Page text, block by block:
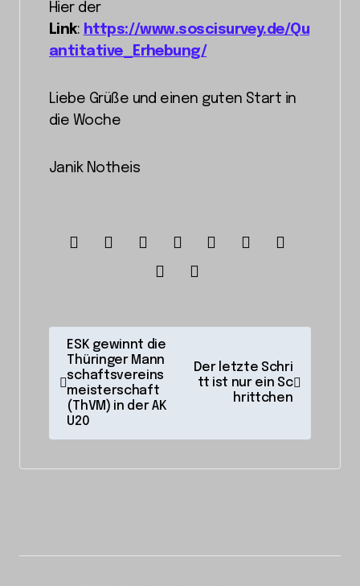
Hier der
Link: https://www.soscisurvey.de/Qu
antitative_Erhebung/
Liebe Grüße und einen guten Start in
die Woche
Janik Notheis
r
a
n
ESK gewinnt die
Thüringer Mann
schaftsvereins
meisterschaft
(ThVM) in der AK
U20
Der letzte Schri
tt ist nur ein Sc
hrittchen